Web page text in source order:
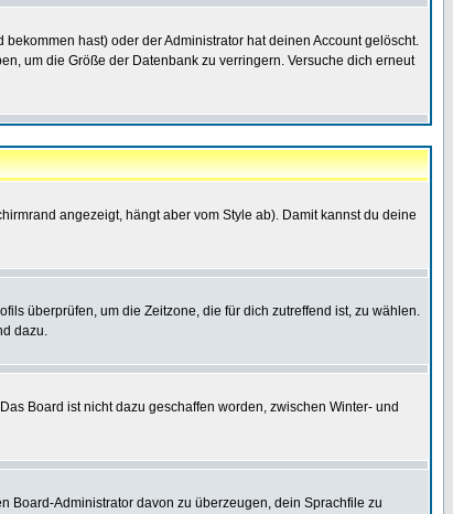
hast) oder der Administrator hat deinen Account gelöscht.
um die Größe der Datenbank zu verringern. Versuche dich erneut
angezeigt, hängt aber vom Style ab). Damit kannst du deine
überprüfen, um die Zeitzone, die für dich zutreffend ist, zu wählen.
dazu.
Board ist nicht dazu geschaffen worden, zwischen Winter- und
Board-Administrator davon zu überzeugen, dein Sprachfile zu